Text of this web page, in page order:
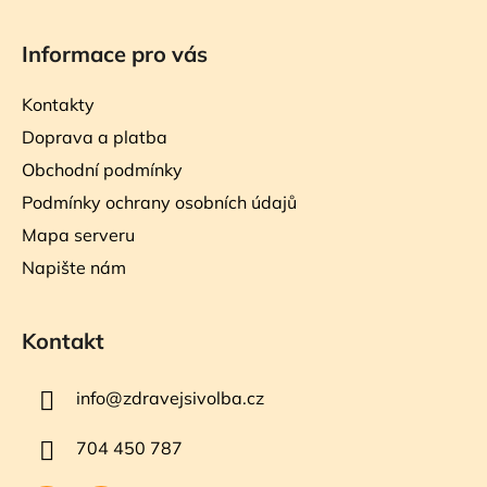
Informace pro vás
Kontakty
Doprava a platba
Obchodní podmínky
Podmínky ochrany osobních údajů
Mapa serveru
Napište nám
Kontakt
info@zdravejsivolba.cz
704 450 787